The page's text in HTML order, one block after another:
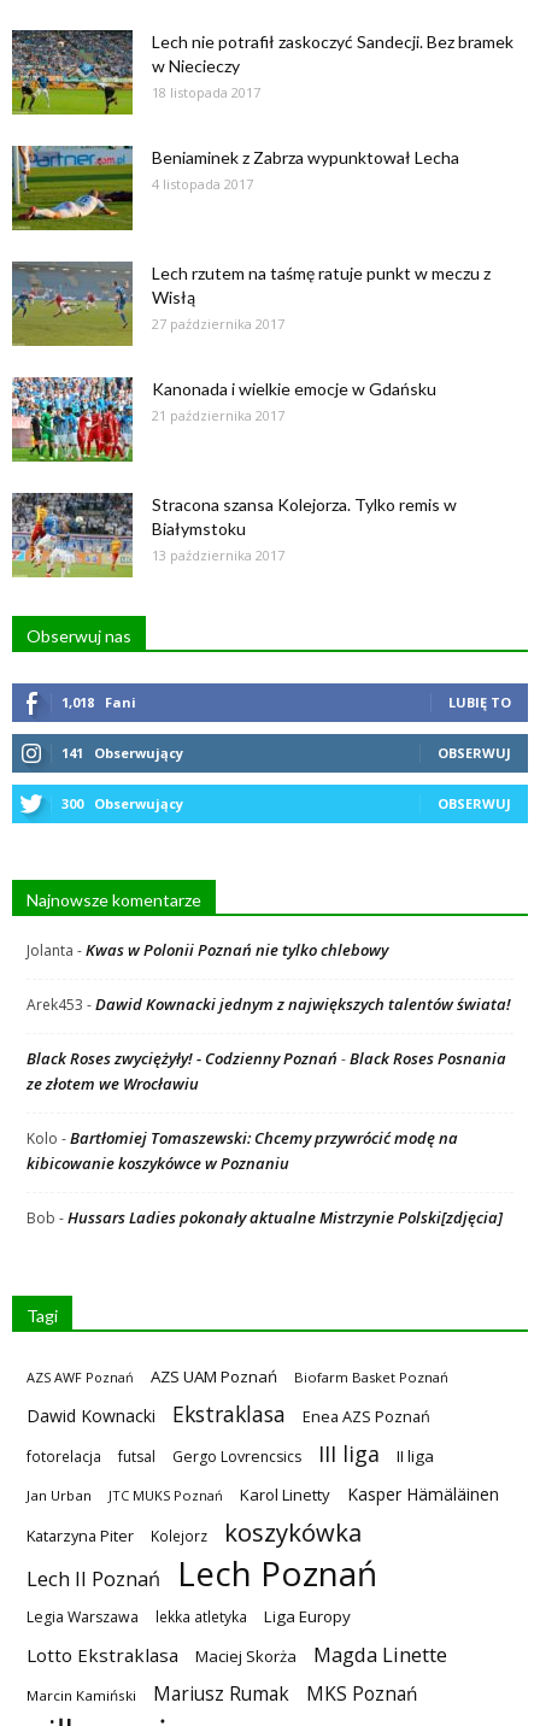
Lech nie potrafił zaskoczyć Sandecji. Bez bramek
w Niecieczy
18 listopada 2017
Beniaminek z Zabrza wypunktował Lecha
4 listopada 2017
Lech rzutem na taśmę ratuje punkt w meczu z
Wisłą
27 października 2017
Kanonada i wielkie emocje w Gdańsku
21 października 2017
Stracona szansa Kolejorza. Tylko remis w
Białymstoku
13 października 2017
Obserwuj nas
1,018 Fani LUBIĘ TO
141 Obserwujący OBSERWUJ
300 Obserwujący OBSERWUJ
Najnowsze komentarze
Jolanta -Kwas w Polonii Poznań nie tylko chlebowy
Arek453 -Dawid Kownacki jednym z największych talentów świata!
Black Roses zwyciężyły! - Codzienny Poznań -Black Roses Posnania
ze złotem we Wrocławiu
Kolo -Bartłomiej Tomaszewski: Chcemy przywrócić modę na
kibicowanie koszykówce w Poznaniu
Bob -Hussars Ladies pokonały aktualne Mistrzynie Polski[zdjęcia]
Tagi
AZS AWF Poznań AZS UAM Poznań Biofarm Basket Poznań
Dawid Kownacki Ekstraklasa Enea AZS Poznań
fotorelacja futsal Gergo Lovrencsics III liga II liga
Jan Urban JTC MUKS Poznań Karol Linetty Kasper Hämäläinen
Katarzyna Piter Kolejorz koszykówka
Lech II Poznań Lech Poznań
Legia Warszawa lekka atletyka Liga Europy
Lotto Ekstraklasa Maciej Skorża Magda Linette
Marcin Kamiński Mariusz Rumak MKS Poznań